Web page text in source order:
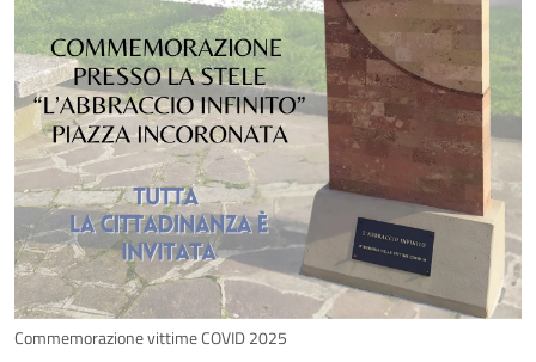
Commemorazione vittime COVID 2025